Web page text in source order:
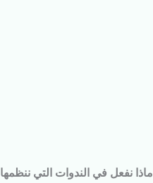
ماذا نفعل في الندوات التي